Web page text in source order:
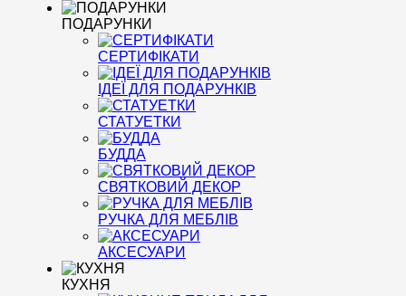
ПОДАРУНКИ
СЕРТИФІКАТИ
ІДЕЇ ДЛЯ ПОДАРУНКІВ
СТАТУЕТКИ
БУДДА
СВЯТКОВИЙ ДЕКОР
РУЧКА ДЛЯ МЕБЛІВ
АКСЕСУАРИ
КУХНЯ